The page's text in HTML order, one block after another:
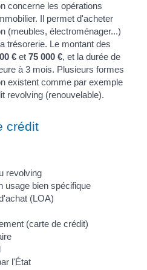
concerne les opérations
Il permet d'acheter
(meubles, électroménager...)
trésorerie. Le montant des
€ et 75 000 €, et la durée de
à 3 mois. Plusieurs formes
existent comme par exemple
revolving (renouvelable).
crédit
revolving
usage bien spécifique
(LOA)
(carte de crédit)
l'État